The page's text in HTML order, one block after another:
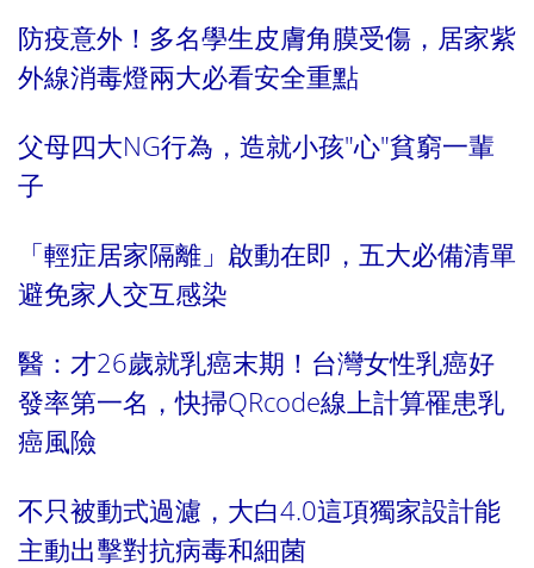
防疫意外！多名學生皮膚角膜受傷，居家紫
外線消毒燈兩大必看安全重點
父母四大NG行為，造就小孩"心"貧窮一輩
子
「輕症居家隔離」啟動在即，五大必備清單
避免家人交互感染
醫：才26歲就乳癌末期！台灣女性乳癌好
發率第一名，快掃QRcode線上計算罹患乳
癌風險
不只被動式過濾，大白4.0這項獨家設計能
主動出擊對抗病毒和細菌